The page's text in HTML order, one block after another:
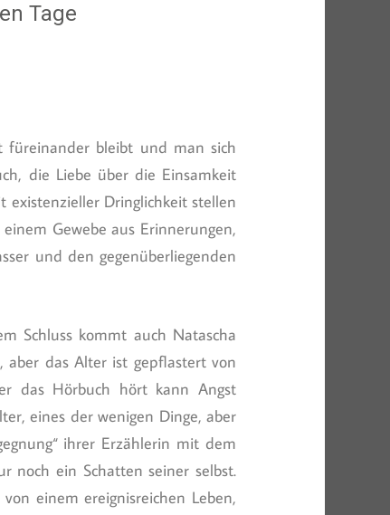
Tage
bleibt und man sich
die Liebe über die Einsamkeit
existenzieller Dringlichkeit stellen
Gewebe aus Erinnerungen,
und den gegenüberliegenden
Schluss kommt auch Natascha
aber das Alter ist gepflastert von
das Hörbuch hört kann Angst
eines der wenigen Dinge, aber
ihrer Erzählerin mit dem
noch ein Schatten seiner selbst.
einem ereignisreichen Leben,